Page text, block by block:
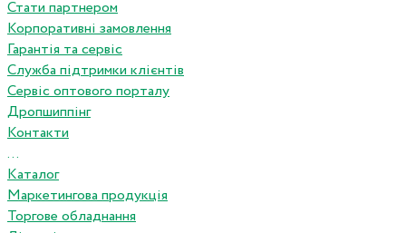
Стати партнером
Корпоративні замовлення
Гарантія та сервіс
Служба підтримки клієнтів
Сервіс оптового порталу
Дропшиппінг
Контакти
...
Каталог
Маркетингова продукція
Торгове обладнання